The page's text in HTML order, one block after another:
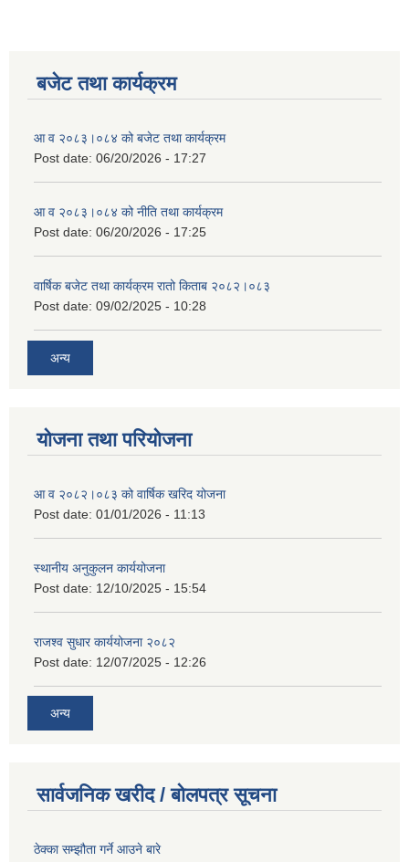
बजेट तथा कार्यक्रम
आ व २०८३।०८४ को बजेट तथा कार्यक्रम
Post date: 06/20/2026 - 17:27
आ व २०८३।०८४ को नीति तथा कार्यक्रम
Post date: 06/20/2026 - 17:25
वार्षिक बजेट तथा कार्यक्रम रातो किताब २०८२।०८३
Post date: 09/02/2025 - 10:28
अन्य
योजना तथा परियोजना
आ व २०८२।०८३ को वार्षिक खरिद योजना
Post date: 01/01/2026 - 11:13
स्थानीय अनुकुलन कार्ययोजना
Post date: 12/10/2025 - 15:54
राजश्व सुधार कार्ययोजना २०८२
Post date: 12/07/2025 - 12:26
अन्य
सार्वजनिक खरीद / बोलपत्र सूचना
ठेक्का सम्झौता गर्ने आउने बारे